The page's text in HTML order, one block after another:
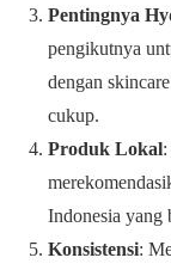
Pentingnya
pengikutnya
dengan
cukup.
Produk Lokal
Indonesia yang
Konsistensi: